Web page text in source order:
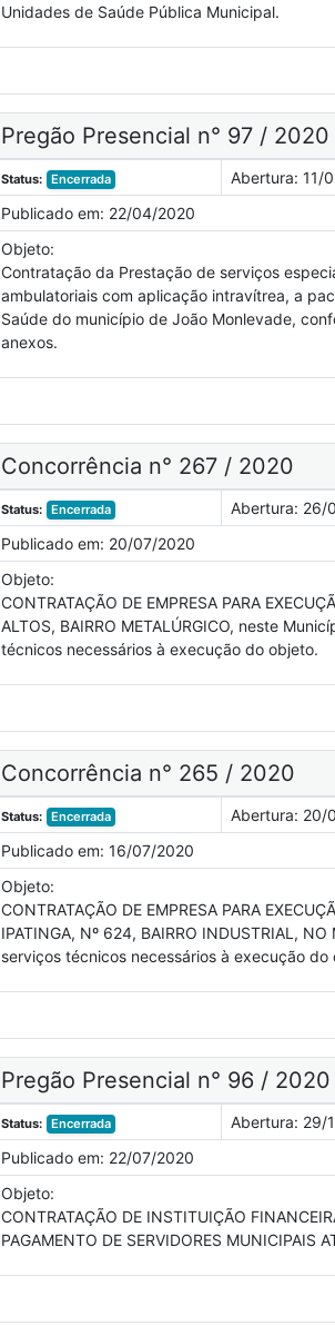
Unidades de Saúde Pública Municipal.
Pregão Presencial n° 97 / 2020
Status: Encerrada Abertura: 11/
Publicado em: 22/04/2020
Objeto:
Contratação da Prestação de serviços
ambulatoriais com aplicação intravítrea, a
Saúde do município de João Monlevade,
anexos.
Concorrência n° 267 / 2020
Status: Encerrada Abertura: 26/
Publicado em: 20/07/2020
Objeto:
CONTRATAÇÃO DE EMPRESA PARA
ALTOS, BAIRRO METALÚRGICO, neste
técnicos necessários à execução do objeto.
Concorrência n° 265 / 2020
Status: Encerrada Abertura: 20/
Publicado em: 16/07/2020
Objeto:
CONTRATAÇÃO DE EMPRESA PARA
IPATINGA, Nº 624, BAIRRO INDUSTRIAL,
serviços técnicos necessários à execução do
Pregão Presencial n° 96 / 2020
Status: Encerrada Abertura: 29/
Publicado em: 22/07/2020
Objeto:
CONTRATAÇÃO DE INSTITUIÇÃO
PAGAMENTO DE SERVIDORES MUNICIPAIS